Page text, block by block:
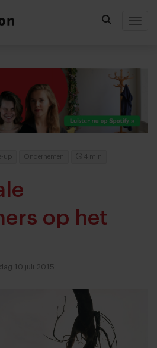
up Ondernemen 4 min
op het
10 juli 2015